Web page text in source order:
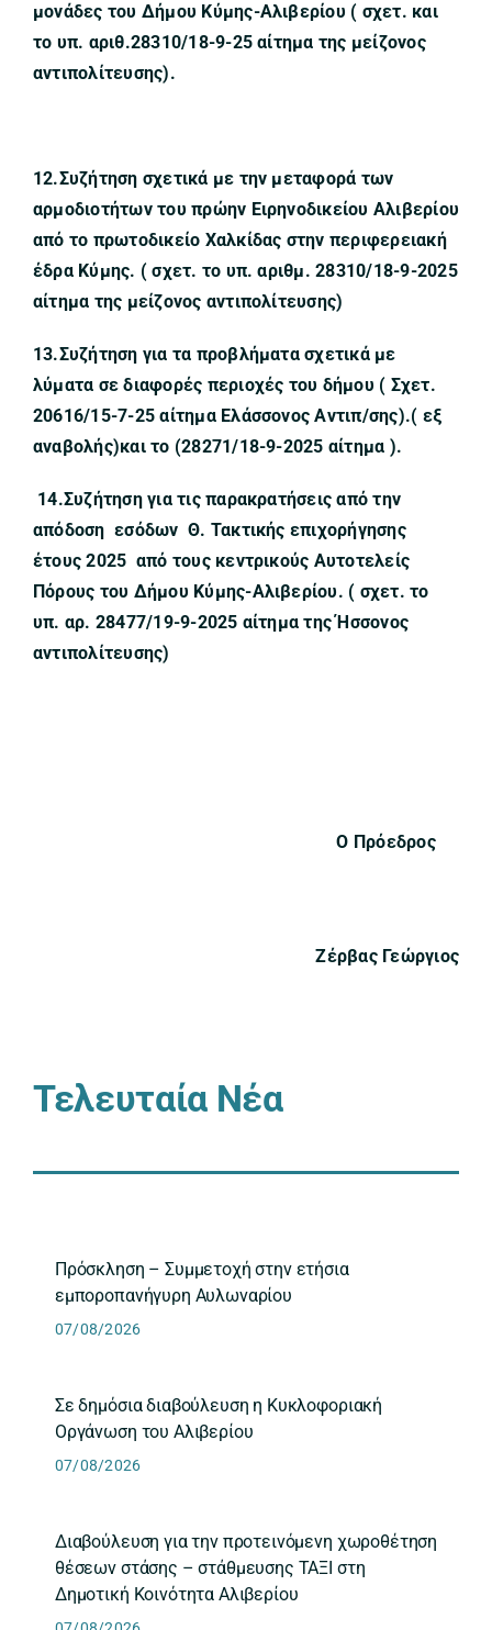
μονάδες του Δήμου Κύμης-Αλιβερίου ( σχετ. και
το υπ. αριθ.28310/18-9-25 αίτημα της μείζονος
αντιπολίτευσης).
12.Συζήτηση σχετικά με την μεταφορά των
αρμοδιοτήτων του πρώην Ειρηνοδικείου Αλιβερίου
από το πρωτοδικείο Χαλκίδας στην περιφερειακή
έδρα Κύμης. ( σχετ. το υπ. αριθμ. 28310/18-9-2025
αίτημα της μείζονος αντιπολίτευσης)
13.Συζήτηση για τα προβλήματασχετικά με
λύματα σε διαφορές περιοχές του δήμου ( Σχετ.
20616/15-7-25 αίτημα Ελάσσονος Αντιπ/σης).( εξ
αναβολής)και το (28271/18-9-2025 αίτημα ).
14.Συζήτηση για τις παρακρατήσεις από την
απόδοση εσόδων Θ. Τακτικής επιχορήγησης
έτους 2025 από τους κεντρικούς Αυτοτελείς
Πόρους του Δήμου Κύμης-Αλιβερίου. ( σχετ. το
υπ. αρ. 28477/19-9-2025 αίτημα της Ήσσονος
αντιπολίτευσης)
Ο Πρόεδρος
Ζέρβας Γεώργιος
Τελευταία Νέα
Πρόσκληση – Συμμετοχή στην ετήσια
εμποροπανήγυρη Αυλωναρίου
07/08/2026
Σε δημόσια διαβούλευση η Κυκλοφοριακή
Οργάνωση του Αλιβερίου
07/08/2026
Διαβούλευση για την προτεινόμενη χωροθέτηση
θέσεων στάσης – στάθμευσης ΤΑΞΙ στη
Δημοτική Κοινότητα Αλιβερίου